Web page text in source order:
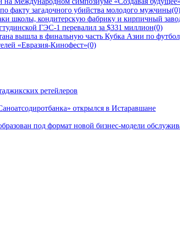
факту загадочного убийства молодого мужчины(0)
школы, кондитерскую фабрику и кирпичный
ГЭС-1 перевалил за $331 миллион(0)
вышла в финальную часть Кубка Азии по
«Евразия-Кинофест»(0)
ретейлеров
открылся в Истаравшане
под формат новой бизнес-модели